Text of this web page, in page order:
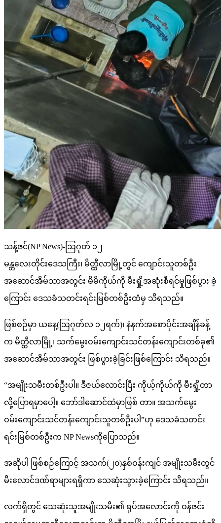
သန့်ဇင်(NP News)-ဩဂုတ် ၁၂
မန္တလေးတိုင်းဒေသကြီး၊ မိတ္ထီလာမြို့တွင် ကျောင်းသူတစ်ဦး
အဆောင်အိမ်သာအတွင်း မိမိကိုယ်ကို မီးရှို့အဆုံးစီရင်မှုဖြစ်ပွား ခဲ့
ကြောင်း ဒေသခံသတင်းရင်းမြစ်တစ်ဦးထံမှ သိရသည်။
ဖြစ်စဉ်မှာ ယနေ့(ဩဂုတ်လ ၁၂ရက်)၊ နံနက်အစောပိုင်းအချိန်ခန့်
က မိတ္ထီလာမြို့၊ သက်မွေးဝမ်းကျောင်းသင်တန်းကျောင်းတစ်ခု၏
အဆောင်အိမ်သာအတွင်း ဖြစ်ပွားခဲ့ခြင်းဖြစ်ကြောင်း သိရသည်။
“အမျိုးသမီးတစ်ဦးပါ။ ဒီဇယ်လောင်းပြီး ကိုယ့်ကိုယ်ကို မီးရှို့တာ
လို့ပြောရမှာပေါ့။ ဘော်ဒါဆောင်ထဲမှာဖြစ် တာ။ အသက်မွေး
ဝမ်းကျောင်းသင်တန်းကျောင်းသူတစ်ဦးပါ”ဟု ဒေသခံသတင်း
ရင်းမြစ်တစ်ဦးက NP Newsကိုပြောသည်။
အဆိုပါ ဖြစ်စဉ်ကြောင့် အသက်(၂၀)နှစ်ဝန်းကျင် အမျိုးသမီးတွင်
မီးလောင်ဒဏ်ရာများရရှိကာ သေဆုံးသွားခဲ့ကြောင်း သိရသည်။
လက်ရှိတွင် သေဆုံးသူအမျိုးသမီး၏ ရုပ်အလောင်းကို ဝန်ဇင်း